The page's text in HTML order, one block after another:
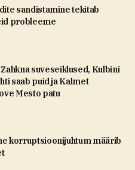
sandistamine tekitab
probleeme
Zahkna suveseiklused, Kulbini
saab puid ja Kalmet
Mesto patu
korruptsioonijuhtum määrib